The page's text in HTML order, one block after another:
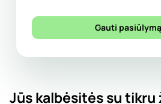
Gauti pasiūlymą
Jūs kalbėsitės su tikru